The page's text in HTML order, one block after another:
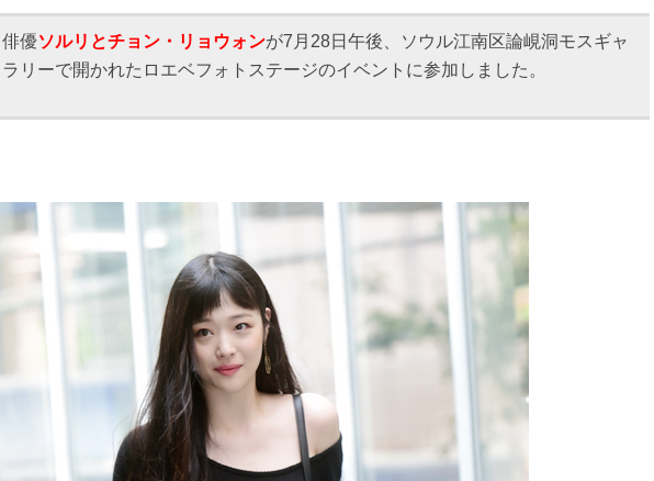
俳優ソルリとチョン・リョウォンが7月28日午後、ソウル江南区論峴洞モスギャ
ラリーで開かれたロエベフォトステージのイベントに参加しました。